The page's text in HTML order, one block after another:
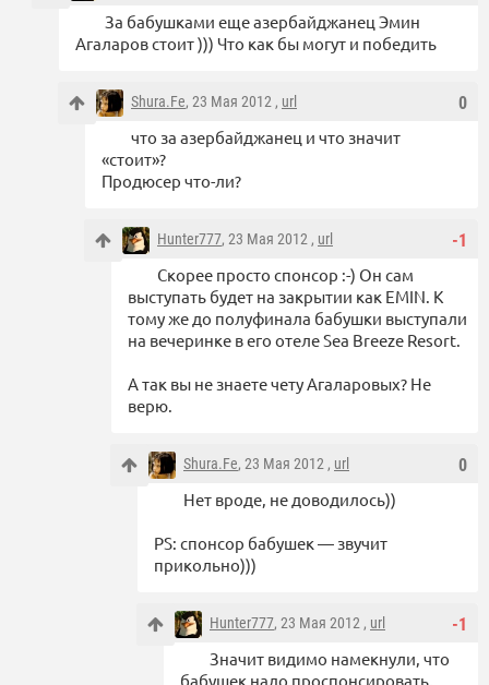
За бабушками еще азербайджанец Эмин
Агаларов стоит ))) Что как бы могут и победить
0
Shura.Fe, 23 Мая 2012 , url
что за азербайджанец и что значит
«стоит»?
Продюсер что-ли?
-1
Hunter777, 23 Мая 2012 , url
Скорее просто спонсор :-) Он сам
выступать будет на закрытии как EMIN. К
тому же до полуфинала бабушки выступали
на вечеринке в его отеле Sea Breeze Resort.
А так вы не знаете чету Агаларовых? Не
верю.
0
Shura.Fe, 23 Мая 2012 , url
Нет вроде, не доводилось))
PS: спонсор бабушек — звучит
прикольно)))
-1
Hunter777, 23 Мая 2012 , url
Значит видимо намекнули, что
бабушек надо проспонсировать,